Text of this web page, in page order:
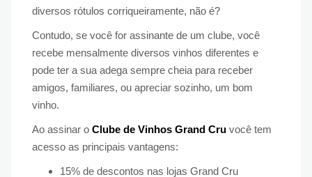
diversos rótulos corriqueiramente, não é?
Contudo, se você for assinante de um clube, você
recebe mensalmente diversos vinhos diferentes e
pode ter a sua adega sempre cheia para receber
amigos, familiares, ou apreciar sozinho, um bom
vinho.
Ao assinar o Clube de Vinhos Grand Cru você tem
acesso as principais vantagens:
15% de descontos nas lojas Grand Cru